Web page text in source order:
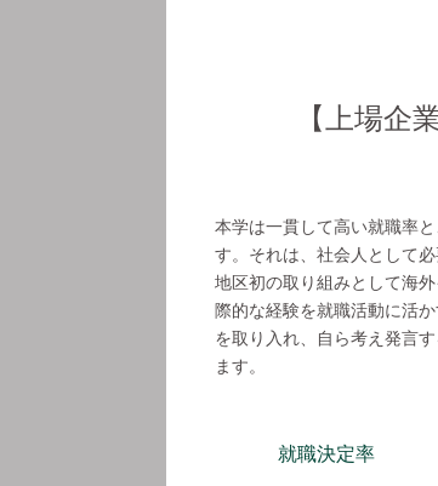
【上場企
本学は一貫して高い就職率
す。それは、社会人として
地区初の取り組みとして海
際的な経験を就職活動に活
を取り入れ、自ら考え発言
ます。
就職決定率